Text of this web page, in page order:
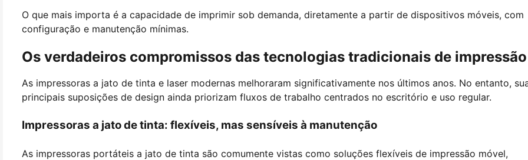
O que mais importa é a capacidade de imprimir sob demanda, diretamente a partir de dispositivos móveis, com
configuração e manutenção mínimas.
Os verdadeiros compromissos das tecnologias tradicionais de impressão
As impressoras a jato de tinta e laser modernas melhoraram significativamente nos últimos anos. No entanto,
principais suposições de design ainda priorizam fluxos de trabalho centrados no escritório e uso regular.
Impressoras a jato de tinta: flexíveis, mas sensíveis à manutenção
As impressoras portáteis a jato de tinta são comumente vistas como soluções flexíveis de impressão móvel,